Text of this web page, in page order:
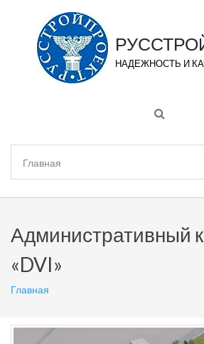
НАДЕЖНОСТЬ И
Административный
«DVI»
Главная